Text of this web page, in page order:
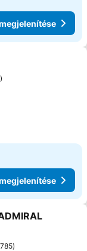
kedvencekhez
kedvencekhez